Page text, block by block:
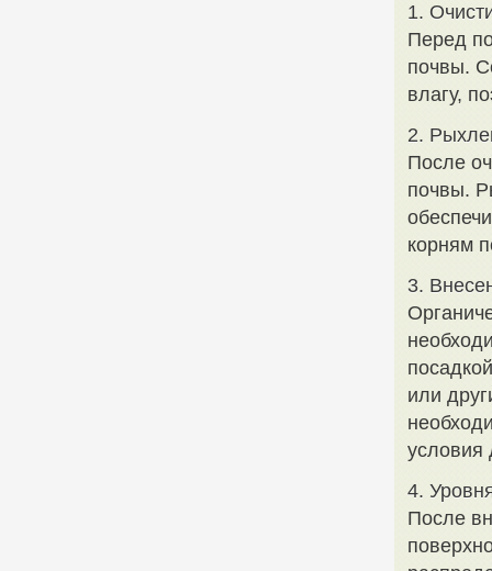
1.
Перед
почвы.
влагу,
2.
После
почвы.
корням
3.
или
условия
4.
После